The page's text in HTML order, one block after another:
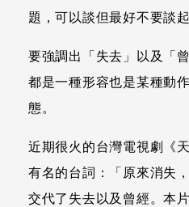
題，可以談但最好不要談起
要強調出「失去」以及「
都是一種形容也是某種動
態。
近期很火的台灣電視劇《
有名的台詞：「原來消失
交代了失去以及曾經。本